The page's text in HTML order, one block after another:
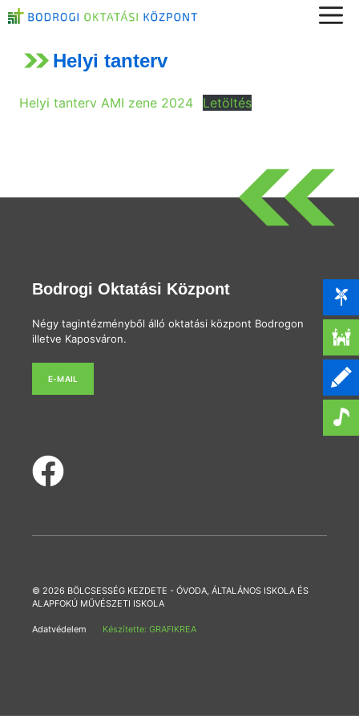
Kilépés
tartalombaHelyi tanterv
Helyi tanterv AMI zene 2024 Letöltés
Bodrogi Oktatási Központ
Négy tagintézményből álló oktatási központ Bodrogon
illetve Kaposváron.
E-MAIL
© 2026 BÖLCSESSÉG KEZDETE - ÓVODA, ÁLTALÁNOS ISKOLA ÉS
ALAPFOKÚ MŰVÉSZETI ISKOLA
Adatvédelem Készítette: GRAFIKREA